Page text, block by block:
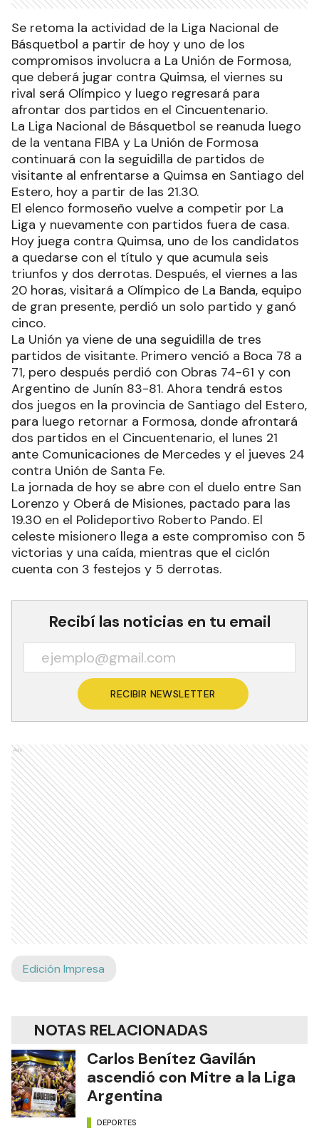
Se retoma la actividad de la Liga Nacional de
Básquetbol a partir de hoy y uno de los
compromisos involucra a La Unión de Formosa,
que deberá jugar contra Quimsa, el viernes su
rival será Olímpico y luego regresará para
afrontar dos partidos en el Cincuentenario.
La Liga Nacional de Básquetbol se reanuda luego
de la ventana FIBA y La Unión de Formosa
continuará con la seguidilla de partidos de
visitante al enfrentarse a Quimsa en Santiago del
Estero, hoy a partir de las 21.30.
El elenco formoseño vuelve a competir por La
Liga y nuevamente con partidos fuera de casa.
Hoy juega contra Quimsa, uno de los candidatos
a quedarse con el título y que acumula seis
triunfos y dos derrotas. Después, el viernes a las
20 horas, visitará a Olímpico de La Banda, equipo
de gran presente, perdió un solo partido y ganó
cinco.
La Unión ya viene de una seguidilla de tres
partidos de visitante. Primero venció a Boca 78 a
71, pero después perdió con Obras 74-61 y con
Argentino de Junín 83-81. Ahora tendrá estos
dos juegos en la provincia de Santiago del Estero,
para luego retornar a Formosa, donde afrontará
dos partidos en el Cincuentenario, el lunes 21
ante Comunicaciones de Mercedes y el jueves 24
contra Unión de Santa Fe.
La jornada de hoy se abre con el duelo entre San
Lorenzo y Oberá de Misiones, pactado para las
19.30 en el Polideportivo Roberto Pando. El
celeste misionero llega a este compromiso con 5
victorias y una caída, mientras que el ciclón
cuenta con 3 festejos y 5 derrotas.
Recibí las noticias en tu email
RECIBIR NEWSLETTER
Ads
Edición Impresa
NOTAS RELACIONADAS
Carlos Benítez Gavilán
ascendió con Mitre a la Liga
Argentina
DEPORTES